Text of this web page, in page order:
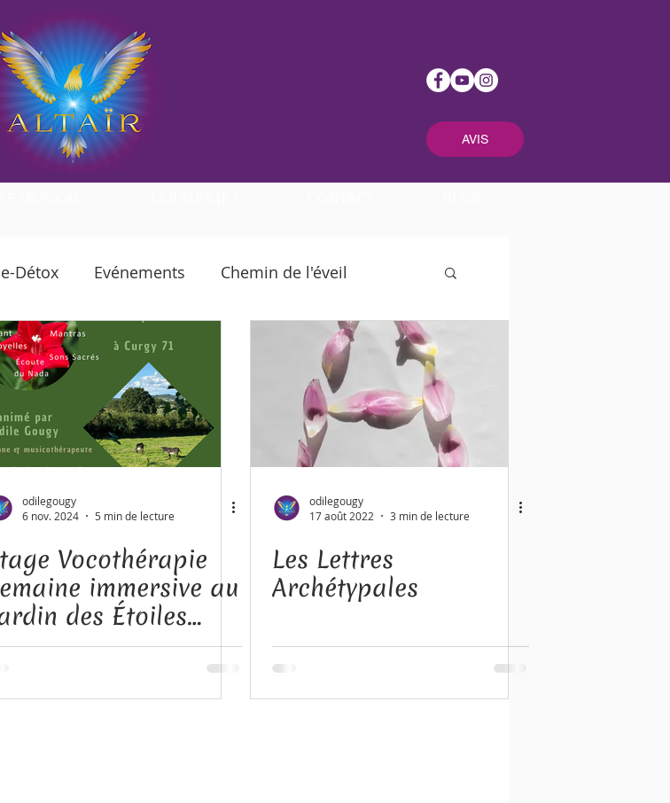
AVIS
Détox Evénements Chemin de l'éveil
odilegougy
6 nov. 2024
5 min de lecture
Vocothérapie
immersive au
des Étoiles
odilegougy
17 août 2022
3 min de lecture
Les Lettres
Archétypales